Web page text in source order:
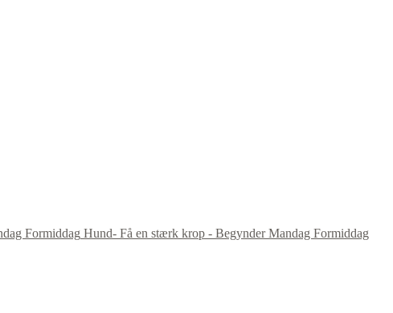
Hund- Få en stærk krop - Begynder Mandag Formiddag